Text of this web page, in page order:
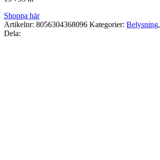
Shoppa här
Artikelnr: 8056304368096 Kategorier: Belysning,
Dela: